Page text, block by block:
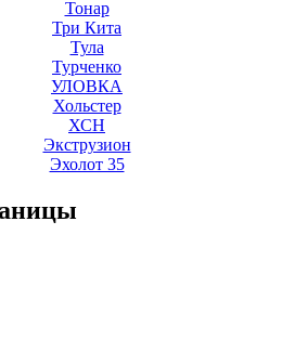
Тонар
Три Кита
Тула
Турченко
УЛОВКА
Хольстер
ХСН
Экструзион
Эхолот 35